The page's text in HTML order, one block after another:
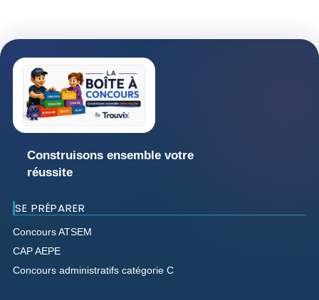
Construisons ensemble votre
réussite
SE PRÉPARER
Concours ATSEM
CAP AEPE
Concours administratifs catégorie C